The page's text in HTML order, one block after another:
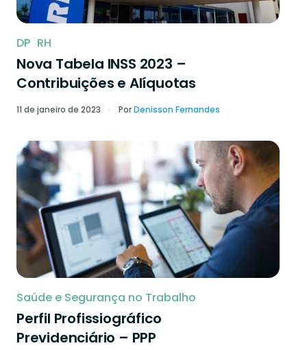
DP RH
Nova Tabela INSS 2023 –
Contribuições e Alíquotas
11 de janeiro de 2023 PorDenisson Fernandes
Saúde e Segurança no Trabalho
Perfil Profissiográfico
Previdenciário – PPP